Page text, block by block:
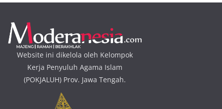
Website ini dikelola oleh Kelompok
Kerja Penyuluh Agama Islam
(POKJALUH) Prov. Jawa Tengah.